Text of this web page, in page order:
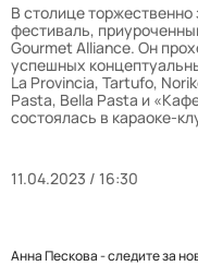
В столице
фестиваль,
Gourmet Alliance. Он
успешных
La Provincia, Tartufo,
Pasta, Bella Pasta и
состоялась в караоке-
11.04.2023 / 16:30
Анна Пескова - следите за